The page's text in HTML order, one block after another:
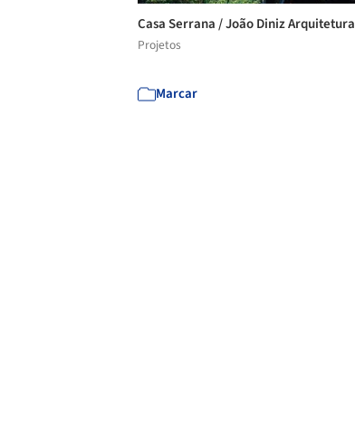
Casa Serrana / João Diniz Arquitetura
Projetos
Marcar